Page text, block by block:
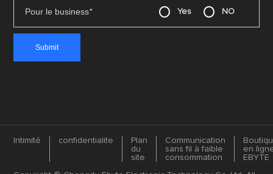
Pour le business* Yes NO
Intimité confidentialite
Plan
du
site
Communication
sans fil à faible
consommation
en
EBYTE